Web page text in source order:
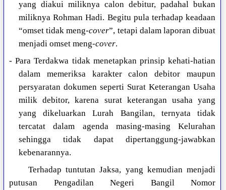
yang diakui miliknya calon debitur, padahal bukan
miliknya Rohman Hadi. Begitu pula terhadap keadaan
“omset tidak meng-cover”, tetapi dalam laporan dibuat
menjadi omset meng-cover.
- Para Terdakwa tidak menetapkan prinsip kehati-hatian
dalam memeriksa karakter calon debitor maupun
persyaratan dokumen seperti Surat Keterangan Usaha
milik debitor, karena surat keterangan usaha yang
yang dikeluarkan Lurah Bangilan, ternyata tidak
tercatat dalam agenda masing-masing Kelurahan
sehingga tidak dapat dipertanggung-jawabkan
kebenarannya.
Terhadap tuntutan Jaksa, yang kemudian menjadi
putusan Pengadilan Negeri Bangil Nomor